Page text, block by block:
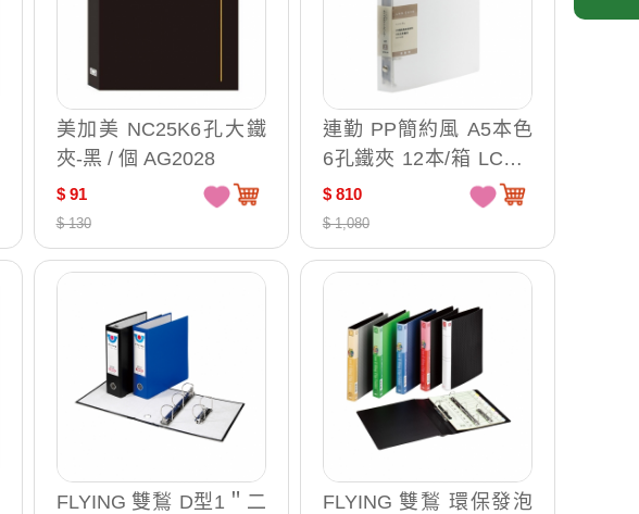
美加美 NC25K6孔大鐵
夾-黑 / 個 AG2028
$ 91
$ 130
連勤 PP簡約風 A5本色
6孔鐵夾 12本/箱 LCW6
R
$ 810
$ 1,080
FLYING 雙鶖 D型1＂二
FLYING 雙鶖 環保發泡